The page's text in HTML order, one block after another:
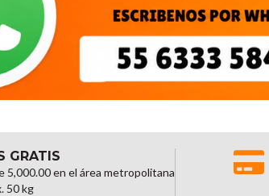
GRATIS
5,000.00 en el área metropolitana
50 kg